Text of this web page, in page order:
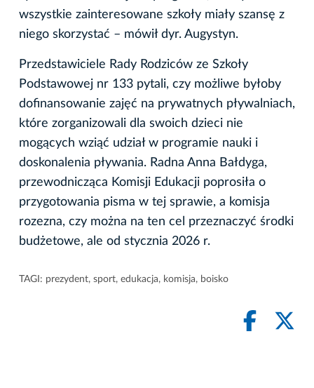
wszystkie zainteresowane szkoły miały szansę z
niego skorzystać – mówił dyr. Augystyn.
Przedstawiciele Rady Rodziców ze Szkoły
Podstawowej nr 133 pytali, czy możliwe byłoby
dofinansowanie zajęć na prywatnych pływalniach,
które zorganizowali dla swoich dzieci nie
mogących wziąć udział w programie nauki i
doskonalenia pływania. Radna Anna Bałdyga,
przewodnicząca Komisji Edukacji poprosiła o
przygotowania pisma w tej sprawie, a komisja
rozezna, czy można na ten cel przeznaczyć środki
budżetowe, ale od stycznia 2026 r.
TAGI: prezydent, sport, edukacja, komisja, boisko